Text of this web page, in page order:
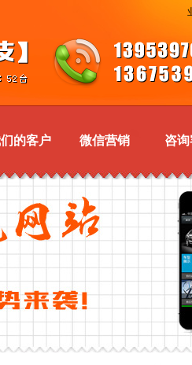
的客户 微信营销 咨